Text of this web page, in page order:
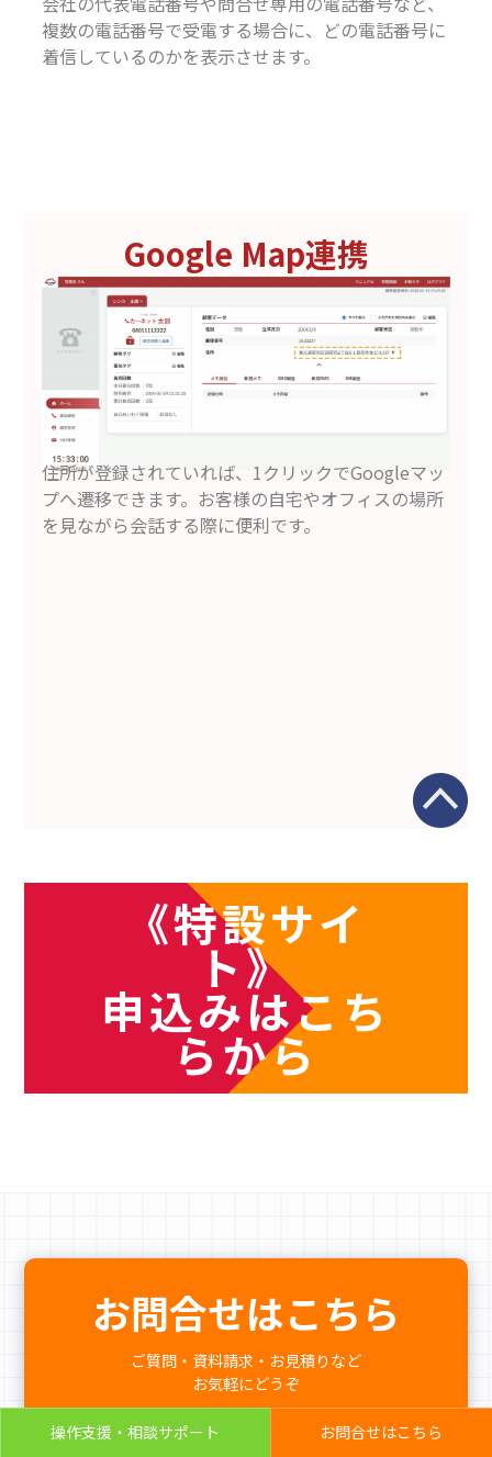
複数の電話番号で受電する場合に、どの電話番号に
着信しているのかを表示させます。
Google Map連携
住所が登録されていれば、1クリックでGoogleマッ
プへ遷移できます。お客様の自宅やオフィスの場所
を見ながら会話する際に便利です。
《特設サイ
ト》
申込みはこち
らから
お問合せはこちら
ご質問・資料請求・お見積りなど
お気軽にどうぞ
操作支援・相談サポート お問合せはこちら